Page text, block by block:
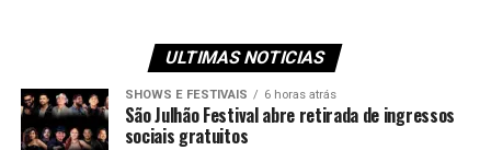
ULTIMAS NOTICIAS
SHOWS E FESTIVAIS 6 horas atrás
São Julhão Festival abre retirada de ingressos
sociais gratuitos